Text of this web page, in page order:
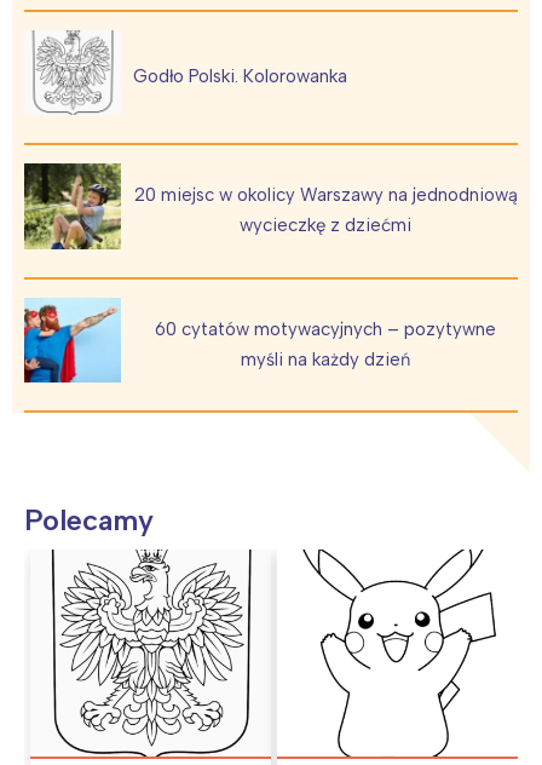
Godło Polski. Kolorowanka
20 miejsc w okolicy Warszawy na jednodniową
wycieczkę z dziećmi
60 cytatów motywacyjnych – pozytywne
myśli na każdy dzień
Polecamy
Interesują mnie wydarzenia z
tego regionu:
Warszawa
Łódź
Trójmiasto
Poznań
Śląsk
Południe
Północ
Wszystkie